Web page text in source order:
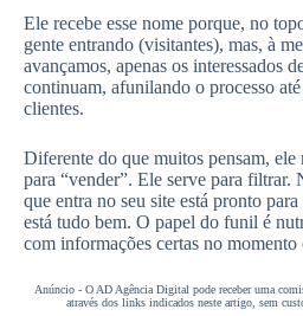
Ele recebe esse nome porque, no
gente entrando (visitantes), mas, à
avançamos, apenas os interessados
continuam, afunilando o processo
clientes.
Diferente do que muitos pensam, ele
para “vender”. Ele serve para filtrar.
que entra no seu site está pronto
está tudo bem. O papel do funil é
com informações certas no momento
Anúncio - O AD Agência Digital pode receber uma
através dos links indicados neste artigo, sem